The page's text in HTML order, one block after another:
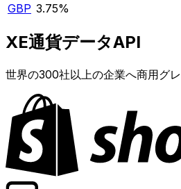
GBP 3.75%
XE通貨データAPI
世界の300社以上の企業へ商用グ